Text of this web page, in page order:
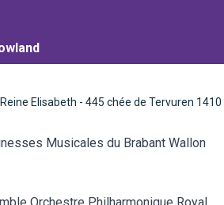
Elisabeth - 445 chée de Tervuren 1410
Musicales du Brabant Wallon